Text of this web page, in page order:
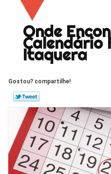
Onde
Calendário
Itaquera
Gostou? compartilhe!